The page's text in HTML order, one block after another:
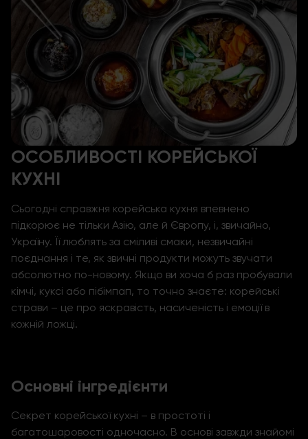
ОСОБЛИВОСТІ КОРЕЙСЬКОЇ
КУХНІ
Сьогодні справжня корейська кухня впевнено
підкорює не тільки Азію, але й Європу, і, звичайно,
Україну. Її люблять за сміливі смаки, незвичайні
поєднання і те, як звичні продукти можуть звучати
абсолютно по-новому. Якщо ви хоча б раз пробували
кімчі, куксі або пібімпап, то точно знаєте: корейські
страви – це про яскравість, насиченість і емоції в
кожній ложці.
Основні інгредієнти
Секрет корейської кухні – в простоті і
багатошаровості одночасно. В основі завжди знайомі